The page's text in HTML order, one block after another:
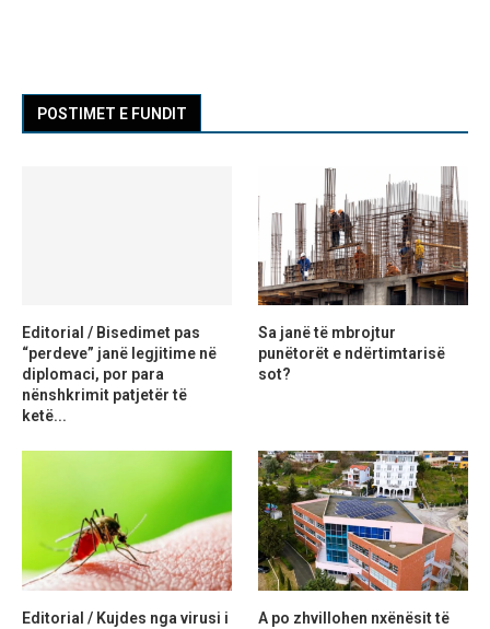
POSTIMET E FUNDIT
Editorial / Bisedimet pas
“perdeve” janë legjitime në
diplomaci, por para
nënshkrimit patjetër të
ketë...
Sa janë të mbrojtur
punëtorët e ndërtimtarisë
sot?
Editorial / Kujdes nga virusi i
A po zhvillohen nxënësit të